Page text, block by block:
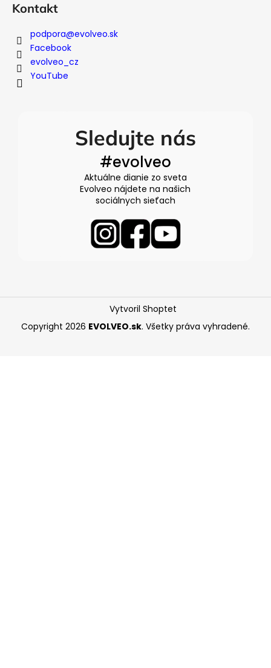
Kontakt
podpora@evolveo.sk
Facebook
evolveo_cz
YouTube
Sledujte nás
#evolveo
Aktuálne dianie zo sveta
Evolveo nájdete na našich
sociálnych sieťach
Vytvoril Shoptet
Copyright 2026 EVOLVEO.sk. Všetky práva vyhradené.